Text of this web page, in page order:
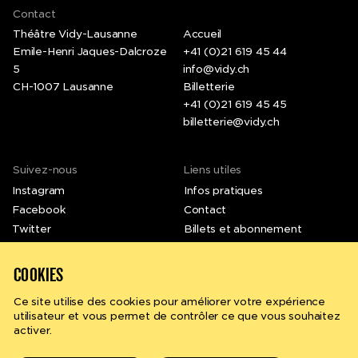
Rechercher
Presentation
MC2 - Maison de la Culture de Grenoble (FR)
Théâtre de l’Archipel, Perpignan (FR)
2.02 - 4.02.2018
Lugano In Scena (CH)
Théâtre Nuithonie, Fribourg (CH)
10.01 - 20.01.2018
Contact
Théâtre Vidy-Lausanne
Emile-Henri Jaques-Dalcroze
5
CH-1007 Lausanne
Accueil
+41 (0)21 619 45 44
info@vidy.ch
Billetterie
+41 (0)21 619 45 45
billetterie@vidy.ch
Liens utiles
Infos pratiques
Contact
Billets et abonnement
Suivez-nous
Instagram
Facebook
Twitter
Vimeo
COOKIES
Ce site utilise des cookies pour améliorer votre expérience
utilisateur et vous permet de contrôler ce que vous souhaitez
activer.